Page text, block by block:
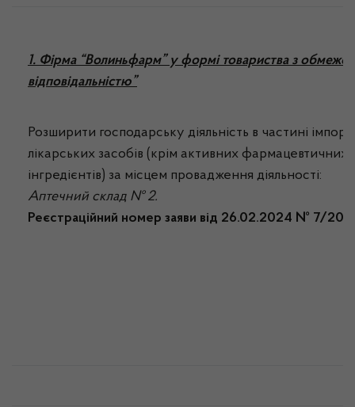
1. Фірма “Волиньфарм” у формі товариства з
відповідальністю”
Розширити господарську діяльність в частині
лікарських засобів (крім активних фармацевтичних
інгредієнтів) за місцем провадження діяльності:
Аптечний склад № 2.
Реєстраційний номер заяви від 26.02.2024 № 7/